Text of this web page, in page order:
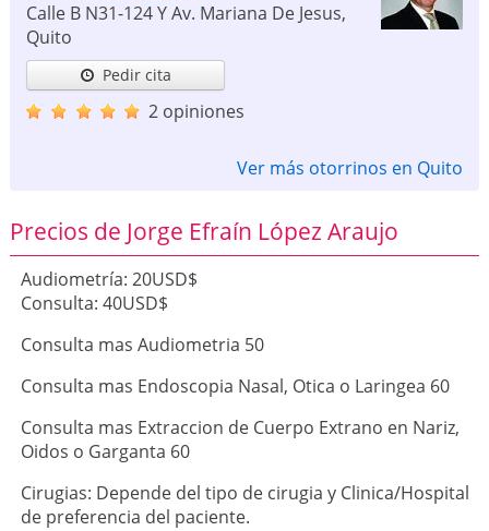
Calle B N31-124 Y Av. Mariana De Jesus,
Quito
Pedir cita
2 opiniones
Ver más otorrinos en Quito
Precios de Jorge Efraín López Araujo
Audiometría: 20USD$
Consulta: 40USD$
Consulta mas Audiometria 50
Consulta mas Endoscopia Nasal, Otica o Laringea 60
Consulta mas Extraccion de Cuerpo Extrano en Nariz,
Oidos o Garganta 60
Cirugias: Depende del tipo de cirugia y Clinica/Hospital
de preferencia del paciente.